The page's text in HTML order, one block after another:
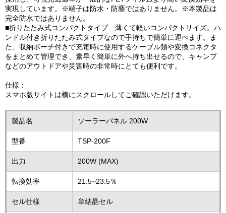
実現しています。※端子は防水・防塵ではありません。※本製品は
完全防水ではありません。
■折りたたみ式コンパクトタイプ 薄くて軽いコンパクトサイズ。ハ
ンドル付き折りたたみ式タイプなので手持ちで簡単に運べます。ま
た、収納ポーチ付きで充電時に使用するケーブル類や変換コネクタ
をまとめて管理でき、素早く簡単に外へ持ち出せるので、キャンプ
などのアウトドアや災害時の非常時にとても便利です。
仕様：
スマホ版サイトは横にスクロールしてご確認いただけます。
製品名 ソーラーパネル 200W
型番 TSP-200F
出力 200W (MAX)
転換効率 21.5~23.5％
セル仕様 単結晶セル